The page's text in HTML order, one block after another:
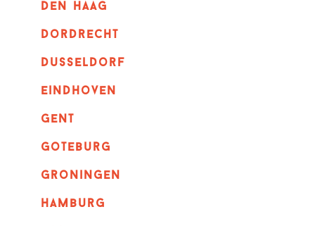
Den haag
dordrecht
dusseldorf
eindhoven
GENT
goteburg
groningen
hamburg